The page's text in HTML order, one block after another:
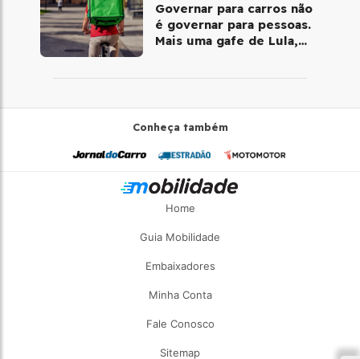
Governar para carros não
é governar para pessoas.
Mais uma gafe de Lula,
Conheça também
Home
Guia Mobilidade
Embaixadores
Minha Conta
Fale Conosco
Sitemap